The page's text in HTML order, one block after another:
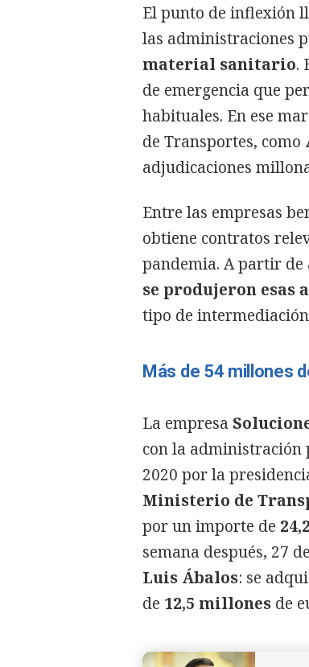
El punto de inflexión
las administraciones
material sanitario.
de emergencia que
habituales. En ese
de Transportes, como
adjudicaciones
Entre las empresas
obtiene contratos
pandemia. A partir
se produjeron esas
tipo de
Más de 54 millones
La empresa
con la administración
2020 por la
Ministerio de
por un importe de
semana después, 27
Luis Ábalos: se
de 12,5 millones de